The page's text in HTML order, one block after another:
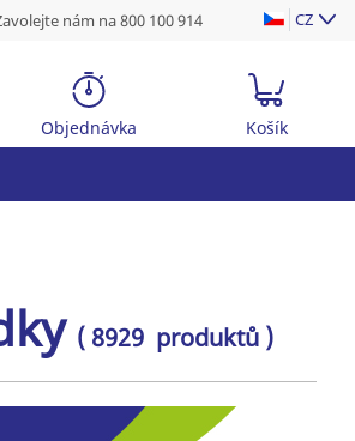
nám na 800 100 914 CZ
Objednávka Košík
( 8929 produktů )